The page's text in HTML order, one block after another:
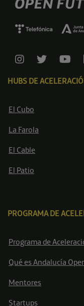
HUBS DE
El Cubo
La Farola
El Cable
El Patio
PROGRAMA DE
Programa de
Qué es Andalucía
Mentores
Startups